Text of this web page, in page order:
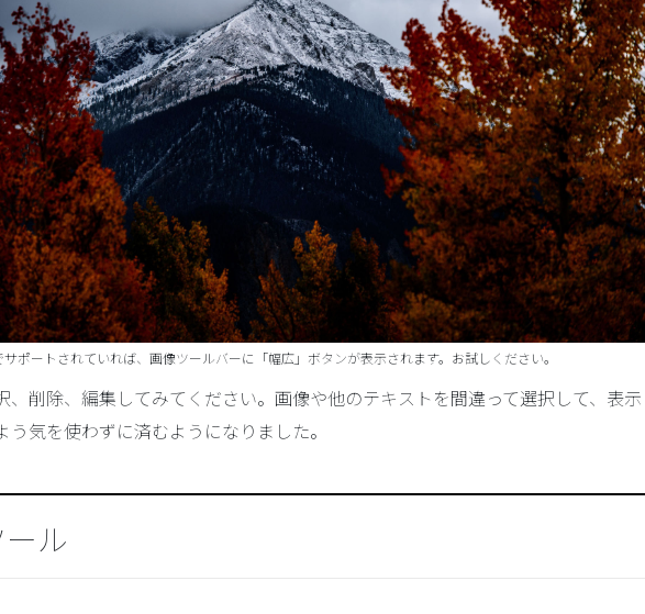
サポートされていれば、画像ツールバーに「幅広」ボタンが表示されます。お試しください。
、削除、編集してみてください。画像や他のテキストを間違って選択して、表示
う気を使わずに済むようになりました。
ール